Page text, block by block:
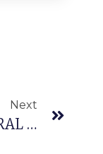
Next
CULTURAL TREASURE OF CYPRUS: FAMAGUSTA